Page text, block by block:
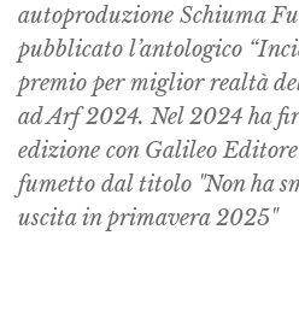
autoproduzione Schiuma
pubblicato l’antologico
premio per miglior realtà
ad Arf 2024. Nel 2024 ha
edizione con Galileo
fumetto dal titolo "Non ha
uscita in primavera 2025"